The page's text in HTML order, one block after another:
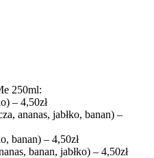
250ml:
– 4,50zł
ananas, jabłko, banan) –
banan) – 4,50zł
banan, jabłko) – 4,50zł